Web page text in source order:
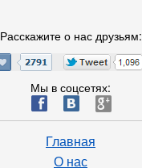
Расскажите о нас друзьям:
Мы в соцсетях:
ä æ è
Главная
О нас